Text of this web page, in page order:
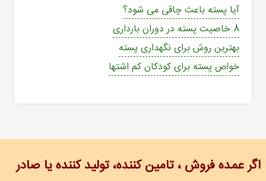
آیا پسته باعث چاقی می شود؟
8 خاصیت پسته در دوران بارداری
بهترین روش برای نگهداری پسته
خواص پسته برای کودکان کم اشتها
اگر عمده فروش ، تامین کننده، تولید کننده یا صادر